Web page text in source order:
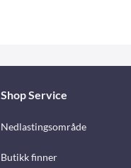
Shop Service
Nedlastingsområde
Butikk finner